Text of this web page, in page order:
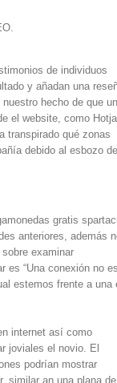
de individuos
y añadan una
hecho de que
el website, como
transpirado qué zonas
debido al esbozo de
anteriores, además
examinar
es “Una conexión no es
estemos frente a una
internet así­ como
joviales el novio. El
podrían mostrar
similar an una plana de